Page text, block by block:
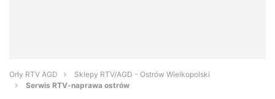
Orły RTV AGD
Sklepy RTV/AGD - Ostrów Wielkopolski
Serwis RTV-naprawa ostrów